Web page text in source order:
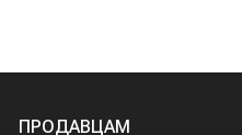
ПРОДАВЦАМ